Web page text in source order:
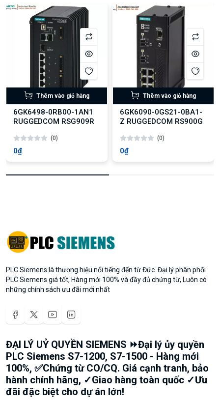
Thêm vào giỏ hàng
6GK6498-0RB00-1AN1
RUGGEDCOM RSG909R
(0)
0₫
Thêm vào giỏ hàng
6GK6090-0GS21-0BA1-
Z RUGGEDCOM RS900G
(0)
0₫
PLC Siemens là thương hiệu nổi tiếng đến từ Đức. Đại lý phân phối
PLC Siemens giá tốt, Hàng mới 100% và đầy đủ chứng từ, Luôn có
những chính sách ưu đãi mới nhất
ĐẠI LÝ UỶ QUYỀN SIEMENS ⏩Đại lý ủy quyền
PLC Siemens S7-1200, S7-1500 - Hàng mới
100%, ✅Chứng từ CO/CQ. Giá cạnh tranh, bảo
hành chính hãng, ✓Giao hàng toàn quốc ✓Ưu
đãi đặc biệt cho dự án lớn!